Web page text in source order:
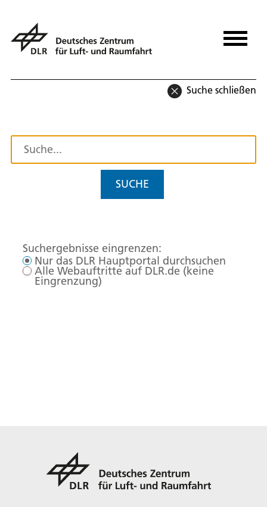
Suche schließen
SUCHE
Suchergebnisse eingrenzen:
Nur das DLR Hauptportal durchsuchen
Alle Webauftritte auf DLR.de (keine
Eingrenzung)